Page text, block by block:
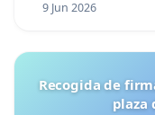
9 Jun 2026
Recogida de
plaza